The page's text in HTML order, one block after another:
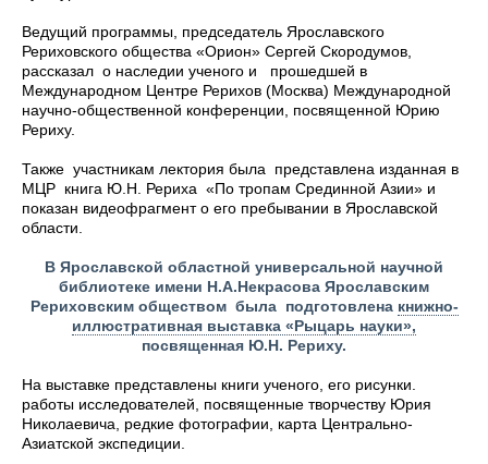
Ведущий программы, председатель Ярославского
Рериховского общества «Орион» Сергей Скородумов,
рассказал о наследии ученого и прошедшей в
Международном Центре Рерихов (Москва) Международной
научно-общественной конференции, посвященной Юрию
Рериху.
Также участникам лектория была представлена изданная в
МЦР книга Ю.Н. Рериха «По тропам Срединной Азии» и
показан видеофрагмент о его пребывании в Ярославской
области.
В Ярославской областной универсальной научной
библиотеке имени Н.А.Некрасова Ярославским
Рериховским обществом была подготовлена книжно-
иллюстративная выставка «Рыцарь науки»,
посвященная Ю.Н. Рериху.
На выставке представлены книги ученого, его рисунки.
работы исследователей, посвященные творчеству Юрия
Николаевича, редкие фотографии, карта Центрально-
Азиатской экспедиции.